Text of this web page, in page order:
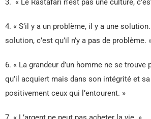
4. « S’il y a un problème, il y a une solution.
solution, c’est qu’il n’y a pas de problème.
6. « La grandeur d’un homme ne se
qu’il acquiert mais dans son intégrité et
positivement ceux qui l’entourent. »